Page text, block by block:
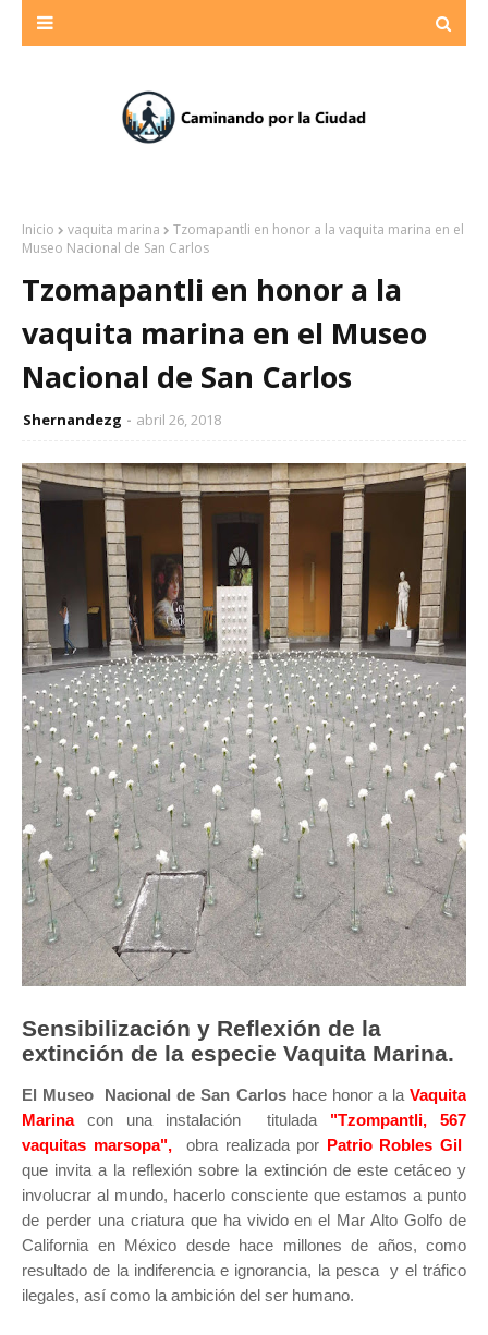
Inicio vaquita marina
Tzomapantli en honor a la vaquita marina en el
Museo Nacional de San Carlos
Tzomapantli en honor a la
vaquita marina en el Museo
Nacional de San Carlos
Shernandezg abril 26, 2018
Sensibilización y Reflexión de la
extinción de la especie Vaquita Marina.
El Museo Nacional de San Carloshace honor a laVaquita
Marinacon una instalación titulada "Tzompantli, 567
vaquitas marsopa",obra realizada por Patrio Robles Gil
que invita a la reflexión sobre la extinción de este cetáceo y
involucrar al mundo, hacerlo consciente que estamos a punto
de perder una criatura que ha vivido en el Mar Alto Golfo de
California en México desde hace millones de años, como
resultado de la indiferencia e ignorancia, la pesca y el tráfico
ilegales, así como la ambición del ser humano.